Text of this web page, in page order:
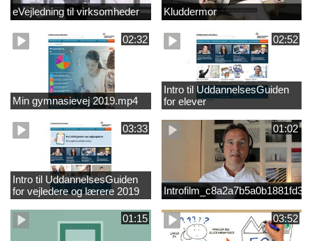
eVejledning til virksomheder Kluddermor
02:32
Min gymnasievej 2019.mp4
02:52
Intro til UddannelsesGuiden
for elever
03:33
Intro til UddannelsesGuiden
for vejledere og lærere 2019
01:02
01:15 03:52